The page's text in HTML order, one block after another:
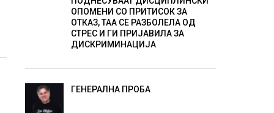
ОПОМЕНИ СО ПРИТИСОК ЗА
ОТКАЗ, ТАА СЕ РАЗБОЛЕЛА ОД
СТРЕС И ГИ ПРИЈАВИЛА ЗА
ДИСКРИМИНАЦИЈА
ГЕНЕРАЛНА ПРОБА